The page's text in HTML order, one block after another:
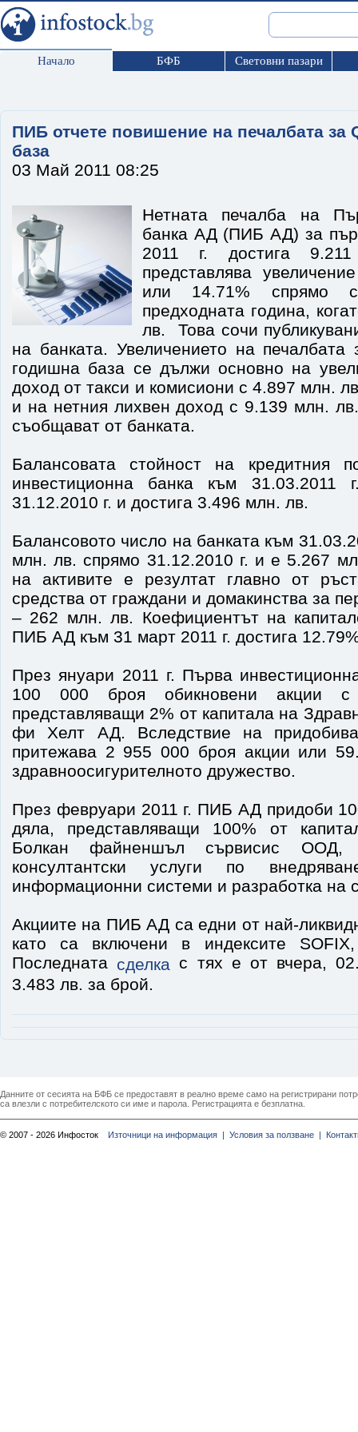
Начало БФБ Световни пазари
ПИБ отчете повишение на печалбата за
база
03 Май 2011 08:25
Нетната печалба на
банка АД (ПИБ АД) за
2011 г. достига
представлява
или 14.71% спрямо
предходната година,
лв. Това сочи
на банката. Увеличението на печалбата
годишна база се дължи основно на
доход от такси и комисиони с 4.897 млн.
и на нетния лихвен доход с 9.139 млн.
съобщават от банката.
Балансовата стойност на кредитния
инвестиционна банка към 31.03.2011
31.12.2010 г. и достига 3.496 млн. лв.
Балансовото число на банката към
млн. лв. спрямо 31.12.2010 г. и е 5.267
на активите е резултат главно от
средства от граждани и домакинства за
– 262 млн. лв. Коефициентът на
ПИБ АД към 31 март 2011 г. достига
През януари 2011 г. Първа
100 000 броя обикновени акции
представляващи 2% от капитала на
фи Хелт АД. Вследствие на
притежава 2 955 000 броя акции или
здравноосигурителното дружество.
През февруари 2011 г. ПИБ АД придоби
дяла, представляващи 100% от
Болкан файненшъл сървисис ООД,
консултантски услуги по
информационни системи и разработка на
Акциите на ПИБ АД са едни от най-
като са включени в индексите
Последната сделка с тях е от вчера,
3.483 лв. за брой.
Данните от сесията на БФБ се предоставят в реално време само на регистрирани
са влезли с потребителското си име и парола. Регистрацията е безплатна.
© 2007 - 2026 Инфосток Източници на информация | Условия за ползване |